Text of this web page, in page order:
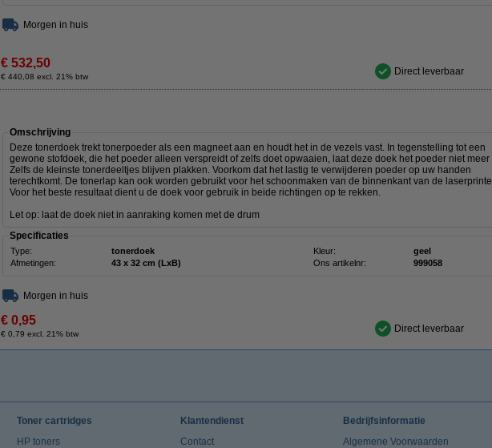
Morgen in huis
€ 532,50
€ 440,08 excl. 21% btw Direct leverbaar
Omschrijving
Deze tonerdoek trekt tonerpoeder als een magneet aan en houdt het in de vezels vast. In tegenstelling tot een
gewone stofdoek, die het poeder alleen verspreidt of zelfs doet opwaaien, laat deze doek het poeder niet meer
Zelfs de kleinste tonerdeeltjes blijven plakken. Voorkom dat het lastig te verwijderen poeder op uw handen
terechtkomt. De tonerlap kan ook worden gebruikt voor het schoonmaken van de binnenkant van de
Voor het beste resultaat dient u de doek voor gebruik in beide richtingen op te rekken.
Let op: laat de doek niet in aanraking komen met de drum
Specificaties
Type: tonerdoek Kleur:
geel
Afmetingen:
43 x 32 cm (LxB) Ons artikelnr: 999058
Morgen in huis
€ 0,95
€ 0,79 excl. 21% btw Direct leverbaar
Toner cartridges
HP toners
Klantendienst
Contact
Bedrijfsinformatie
Algemene Voorwaarden